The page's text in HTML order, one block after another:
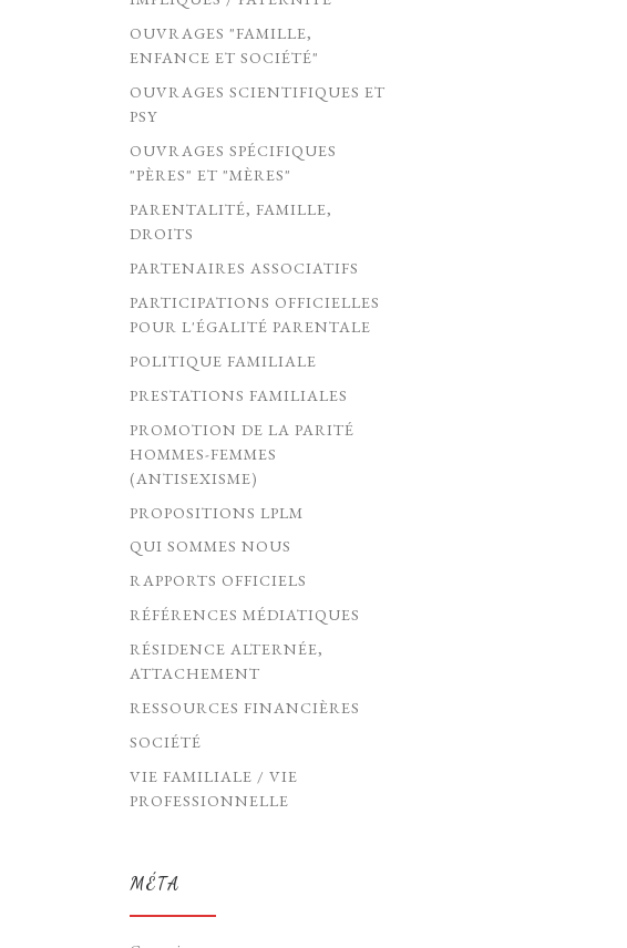
OUVRAGES "FAMILLE,
ENFANCE ET SOCIÉTÉ"
OUVRAGES SCIENTIFIQUES ET
PSY
OUVRAGES SPÉCIFIQUES
"PÈRES" ET "MÈRES"
PARENTALITÉ, FAMILLE,
DROITS
PARTENAIRES ASSOCIATIFS
PARTICIPATIONS OFFICIELLES
POUR L'ÉGALITÉ PARENTALE
POLITIQUE FAMILIALE
PRESTATIONS FAMILIALES
PROMOTION DE LA PARITÉ
HOMMES-FEMMES
(ANTISEXISME)
PROPOSITIONS LPLM
QUI SOMMES NOUS
RAPPORTS OFFICIELS
RÉFÉRENCES MÉDIATIQUES
RÉSIDENCE ALTERNÉE,
ATTACHEMENT
RESSOURCES FINANCIÈRES
SOCIÉTÉ
VIE FAMILIALE / VIE
PROFESSIONNELLE
MÉTA